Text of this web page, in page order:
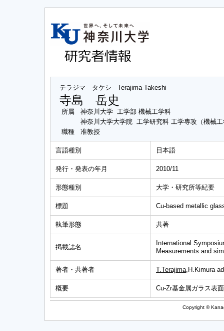
テラジマ タケシ Terajima Takeshi
寺島 岳史
所属
神奈川大学 工学部 機械工学科
神奈川大学大学院 工学研究科 工学専攻（機械
職種
准教授
言語種別 日本語
発行・発表の年月 2010/11
形態種別 大学・研究所等紀要
標題 Cu-based metallic
執筆形態 共著
掲載誌名
International
Measurements and
著者・共著者 T.Terajima,H.Kimura
概要 Cu-Zr基金属ガラス表
Copyright ©